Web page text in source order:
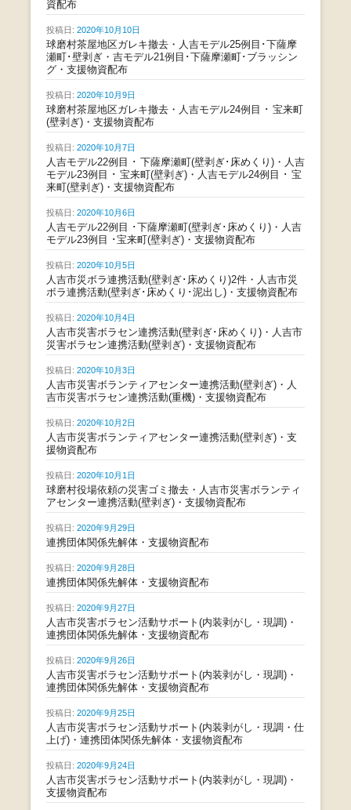
資配布
投稿日: 2020年10月10日
球磨村茶屋地区ガレキ撤去・人吉モデル25例目･下薩摩
瀬町･壁剥ぎ・吉モデル21例目･下薩摩瀬町･ブラッシン
グ・支援物資配布
投稿日: 2020年10月9日
球磨村茶屋地区ガレキ撤去・人吉モデル24例目 ･ 宝来町
(壁剥ぎ)・支援物資配布
投稿日: 2020年10月7日
人吉モデル22例目 ･ 下薩摩瀬町(壁剥ぎ･床めくり)・人吉
モデル23例目 ･ 宝来町(壁剥ぎ)・人吉モデル24例目 ･ 宝
来町(壁剥ぎ)・支援物資配布
投稿日: 2020年10月6日
人吉モデル22例目 ･下薩摩瀬町(壁剥ぎ･床めくり)・人吉
モデル23例目 ･宝来町(壁剥ぎ)・支援物資配布
投稿日: 2020年10月5日
人吉市災ボラ連携活動(壁剥ぎ･床めくり)2件・人吉市災
ボラ連携活動(壁剥ぎ･床めくり･泥出し)・支援物資配布
投稿日: 2020年10月4日
人吉市災害ボラセン連携活動(壁剥ぎ･床めくり)・人吉市
災害ボラセン連携活動(壁剥ぎ)・支援物資配布
投稿日: 2020年10月3日
人吉市災害ボランティアセンター連携活動(壁剥ぎ)・人
吉市災害ボラセン連携活動(重機)・支援物資配布
投稿日: 2020年10月2日
人吉市災害ボランティアセンター連携活動(壁剥ぎ)・支
援物資配布
投稿日: 2020年10月1日
球磨村役場依頼の災害ゴミ撤去・人吉市災害ボランティ
アセンター連携活動(壁剥ぎ)・支援物資配布
投稿日: 2020年9月29日
連携団体関係先解体・支援物資配布
投稿日: 2020年9月28日
連携団体関係先解体・支援物資配布
投稿日: 2020年9月27日
人吉市災害ボラセン活動サポート(内装剥がし・現調)・
連携団体関係先解体・支援物資配布
投稿日: 2020年9月26日
人吉市災害ボラセン活動サポート(内装剥がし・現調)・
連携団体関係先解体・支援物資配布
投稿日: 2020年9月25日
人吉市災害ボラセン活動サポート(内装剥がし・現調・仕
上げ)・連携団体関係先解体・支援物資配布
投稿日: 2020年9月24日
人吉市災害ボラセン活動サポート(内装剥がし・現調)・
支援物資配布